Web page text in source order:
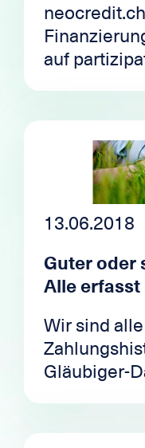
auf
spezialisiert
13.06.2018
Guter oder
Alle erfasst
Wir sind
Gläubiger-